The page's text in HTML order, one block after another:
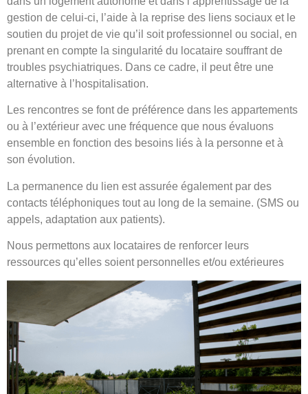
gestion de celui-ci, l’aide à la reprise des liens sociaux et le
soutien du projet de vie qu’il soit professionnel ou social, en
prenant en compte la singularité du locataire souffrant de
troubles psychiatriques. Dans ce cadre, il peut être une
alternative à l’hospitalisation.
Les rencontres se font de préférence dans les appartements
ou à l’extérieur avec une fréquence que nous évaluons
ensemble en fonction des besoins liés à la personne et à
son évolution.
La permanence du lien est assurée également par des
contacts téléphoniques tout au long de la semaine. (SMS ou
appels, adaptation aux patients).
Nous permettons aux locataires de renforcer leurs
ressources qu’elles soient personnelles et/ou extérieures